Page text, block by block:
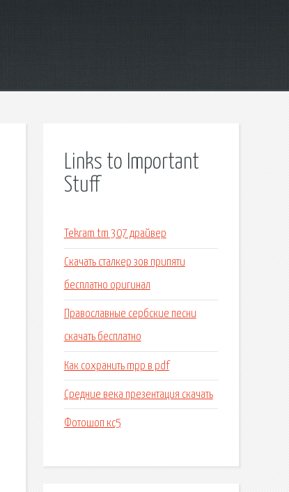
Links to Important
Stuff
Tekram tm 307 драйвер
Скачать сталкер зов припяти
бесплатно оригинал
Православные сербские песни
скачать бесплатно
Как сохранить mpp в pdf
Средние века презентация скачать
Фотошоп кс5